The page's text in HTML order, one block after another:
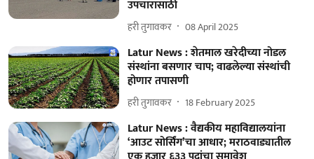
उपचारासाठी
हरी तुगावकर 08 April 2025
Latur News : शेतमाल खरेदीच्या नोडल
संस्थांना बसणार चाप; वाढलेल्या संस्थांची
होणार तपासणी
हरी तुगावकर 18 February 2025
Latur News : वैद्यकीय महाविद्यालयांना
‘आउट सोर्सिंग’चा आधार; मराठवाड्यातील